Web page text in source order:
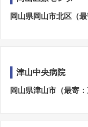
岡山県岡山市北区（
津山中央病院
岡山県津山市（最寄